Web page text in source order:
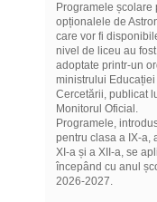
Programele școlare
opționalele de
care vor fi
nivel de liceu au fost
adoptate printr-un
ministrului Educației
Cercetării, publicat
Monitorul Oficial.
Programele,
pentru clasa a IX-a,
XI-a și a XII-a, se
începând cu anul
2026-2027.